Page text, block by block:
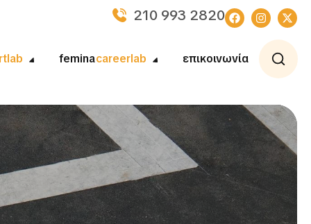
210 993 2820
feminacareerlab επικοινωνία